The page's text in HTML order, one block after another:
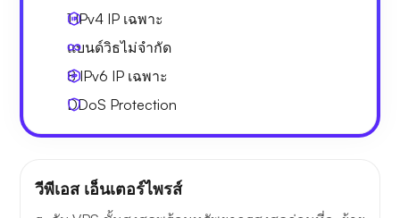
1 IPv4 IP เฉพาะ
แบนด์วิธไม่จำกัด
8 IPv6 IP เฉพาะ
DDoS Protection
วีพีเอส เอ็นเตอร์ไพรส์